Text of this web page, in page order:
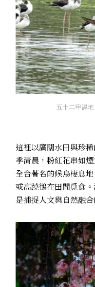
五十二甲濕
這裡以廣闊水田與珍
季清晨，粉紅花串如
全台著名的候鳥棲息
或高蹺鴴在田間覓食
是捕捉人文與自然融合